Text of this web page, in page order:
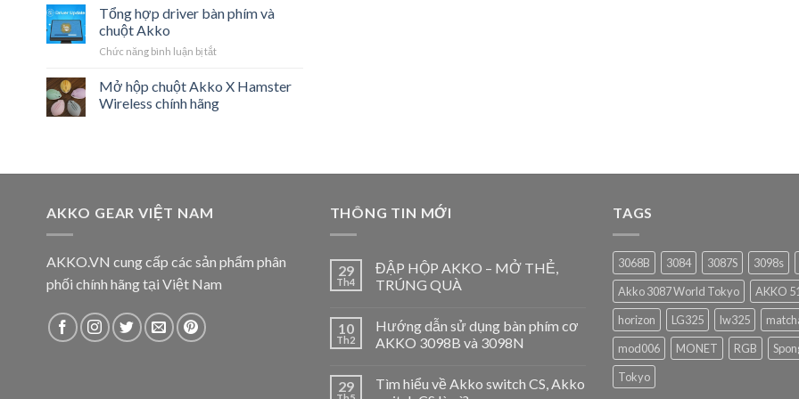
Tổng hợp driver bàn phím và
chuột Akko
Chức năng bình luận bị tắtở
hợp
driver
bàn
Akko
Mở hộp chuột Akko X Hamster
Wireless chính hãng
AKKO GEAR VIỆT NAM
AKKO.VN cung cấp các sản phẩm phân
phối chính hãng tại Việt Nam
THÔNG TIN MỚI
29
Th4
ĐẬP HỘP AKKO – MỞ THẺ,
TRÚNG QUÀ
10
Th2
Hướng dẫn sử dụng bàn phím cơ
AKKO 3098B và 3098N
29
Tìm hiểu về Akko switch CS, Akko
TAGS
3068B 3084 3087S
3098s
Akko 3087 World Tokyo
AKKO
horizon
LG325 lw325
mod006
MONET RGB
Tokyo